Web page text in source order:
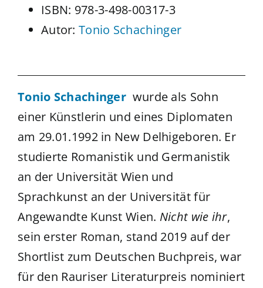
ISBN: 978-3-498-00317-3
Autor:Tonio Schachinger
Tonio Schachinger wurde als Sohn
einer Künstlerin und eines Diplomaten
am 29.01.1992 in New Delhigeboren. Er
studierte Romanistik und Germanistik
an der Universität Wien und
Sprachkunst an der Universität für
Angewandte Kunst Wien. Nicht wie ihr,
sein erster Roman, stand 2019 auf der
Shortlist zum Deutschen Buchpreis, war
für den Rauriser Literaturpreis nominiert